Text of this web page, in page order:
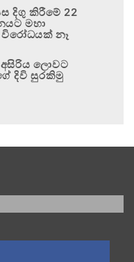
දිගු කිරීමේ 22
මහා
නෑ
ලොවට
දිවි සුරකිමු